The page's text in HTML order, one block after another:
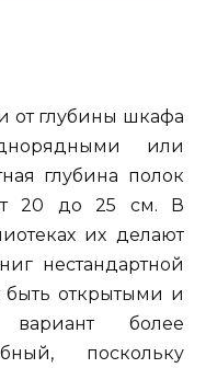
от глубины шкафа
или
глубина полок
20 до 25 см. В
их делают
нестандартной
быть открытыми и
более
поскольку